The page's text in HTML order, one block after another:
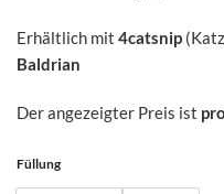
Erhältlich mit 4catsnip
Baldrian
Der angezeigter Preis ist
Füllung